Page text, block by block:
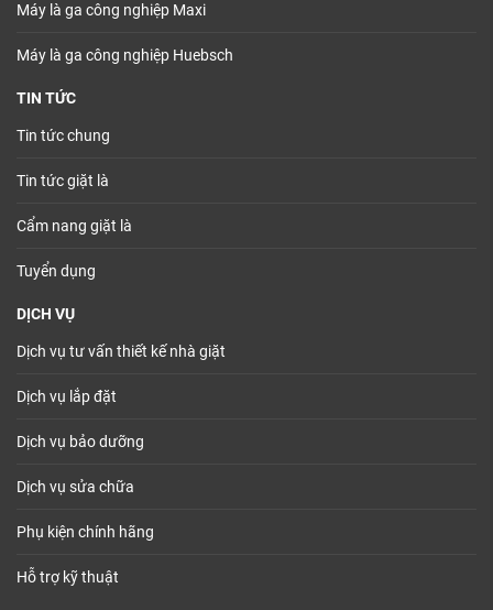
Máy là ga công nghiệp Maxi
Máy là ga công nghiệp Huebsch
TIN TỨC
Tin tức chung
Tin tức giặt là
Cẩm nang giặt là
Tuyển dụng
DỊCH VỤ
Dịch vụ tư vấn thiết kế nhà giặt
Dịch vụ lắp đặt
Dịch vụ bảo dưỡng
Dịch vụ sửa chữa
Phụ kiện chính hãng
Hỗ trợ kỹ thuật